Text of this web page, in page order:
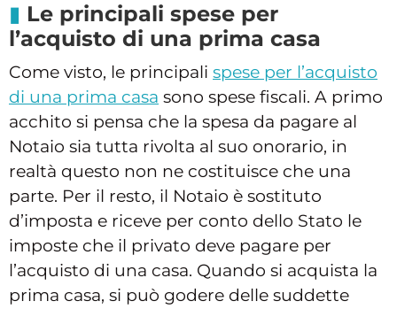
Le principali spese per
l’acquisto di una prima casa
Come visto, le principali spese per l’acquisto
di una prima casa sono spese fiscali. A primo
acchito si pensa che la spesa da pagare al
Notaio sia tutta rivolta al suo onorario, in
realtà questo non ne costituisce che una
parte. Per il resto, il Notaio è sostituto
d’imposta e riceve per conto dello Stato le
imposte che il privato deve pagare per
l’acquisto di una casa. Quando si acquista la
prima casa, si può godere delle suddette